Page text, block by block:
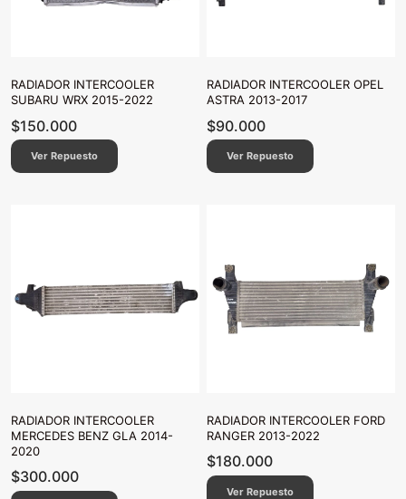
RADIADOR INTERCOOLER
SUBARU WRX 2015-2022
$150.000
Ver Repuesto
RADIADOR INTERCOOLER OPEL
ASTRA 2013-2017
$90.000
Ver Repuesto
RADIADOR INTERCOOLER
MERCEDES BENZ GLA 2014-
2020
$300.000
RADIADOR INTERCOOLER FORD
RANGER 2013-2022
$180.000
Ver Repuesto